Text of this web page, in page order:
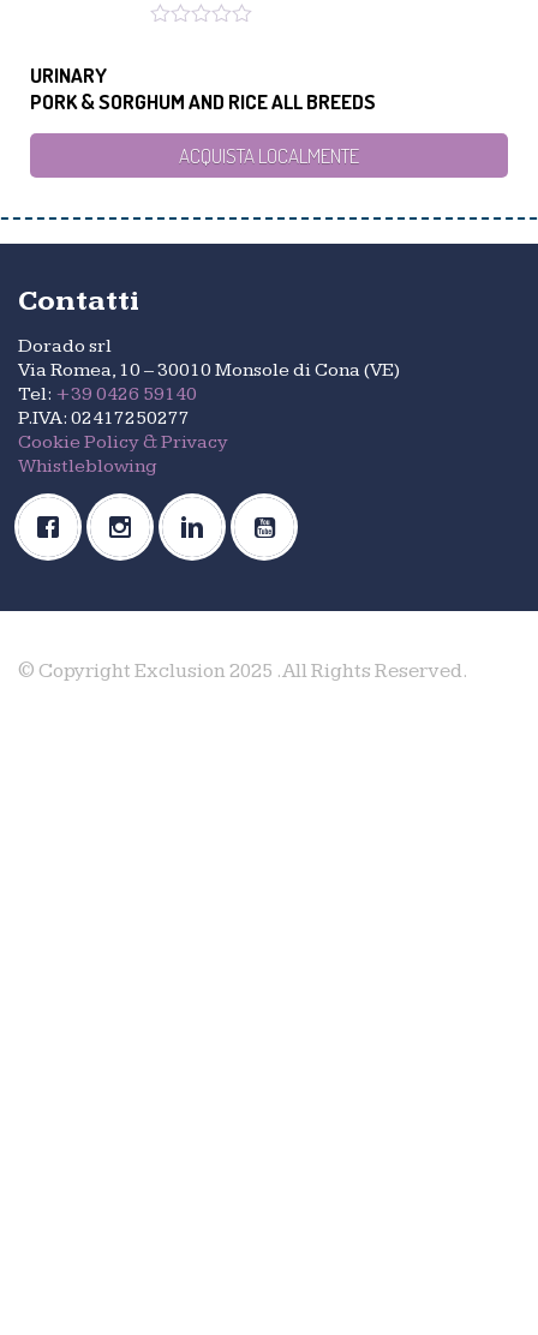
URINARY
PORK & SORGHUM AND RICE ALL BREEDS
ACQUISTA LOCALMENTE
Contatti
Dorado srl
Via Romea, 10 – 30010 Monsole di Cona (VE)
Tel: +39 0426 59140
P.IVA: 02417250277
Cookie Policy & Privacy
Whistleblowing
© Copyright Exclusion 2025 .All Rights Reserved.